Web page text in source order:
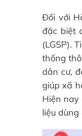
Đối với
đặc biệt
(LGSP).
thống
dân cư,
giúp xã
Hiện nay
liệu